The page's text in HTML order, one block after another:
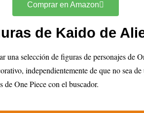
Comprar en Amazon
de Kaido de
selección de figuras de personajes de
independientemente de que no sea
One Piece con el buscador.